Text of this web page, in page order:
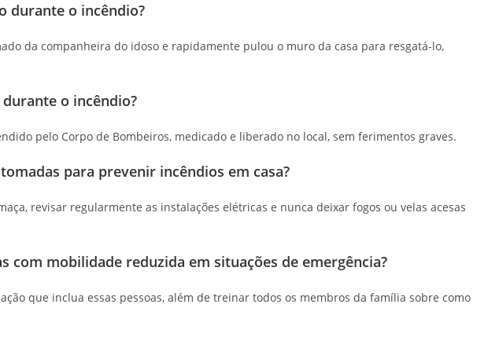
durante o incêndio?
da companheira do idoso e rapidamente pulou o muro da casa para resgatá-lo,
o incêndio?
pelo Corpo de Bombeiros, medicado e liberado no local, sem ferimentos graves.
para prevenir incêndios em casa?
revisar regularmente as instalações elétricas e nunca deixar fogos ou velas acesas
com mobilidade reduzida em situações de emergência?
que inclua essas pessoas, além de treinar todos os membros da família sobre como